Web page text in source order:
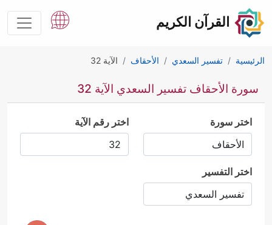
القرآن الكريم
الرئيسية تفسير السعدي الأحقاف الآية 32
سورة الأحقاف تفسير السعدي الآية 32
اختر سورة اختر رقم الآية
اختر التفسير